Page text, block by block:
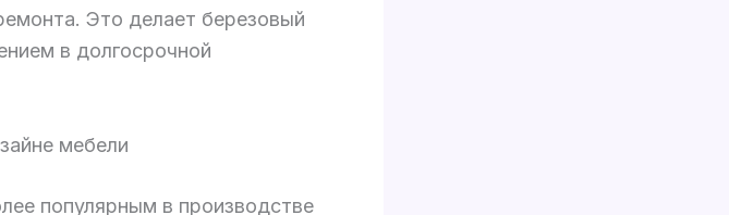
Это делает березовый
в долгосрочной
мебели
популярным в производстве